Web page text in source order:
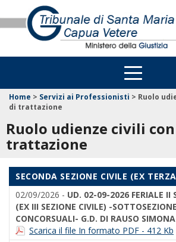
Home > Servizi ai Professionisti > Ruolo
di trattazione
Ruolo udienze civili
trattazione
SECONDA SEZIONE CIVILE (EX
02/09/2026 - UD. 02-09-2026 FERIALE II
(EX III SEZIONE CIVILE) -
CONCORSUALI- G.D. DI RAUSO SIMONA
Scarica il file In formato PDF - 412 Kb